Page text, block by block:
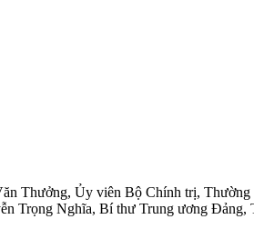
Thưởng, Ủy viên Bộ Chính trị,
Trọng Nghĩa, Bí thư Trung ương